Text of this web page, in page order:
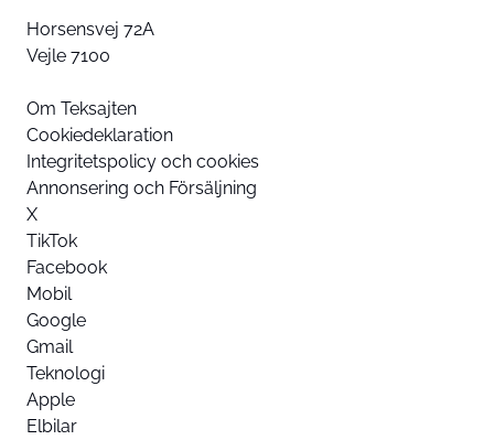
Horsensvej 72A
Vejle 7100
Om Teksajten
Cookiedeklaration
Integritetspolicy och cookies
Annonsering och Försäljning
X
TikTok
Facebook
Mobil
Google
Gmail
Teknologi
Apple
Elbilar